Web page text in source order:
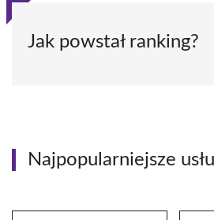
Jak powstał ranking?
Najpopularniejsze